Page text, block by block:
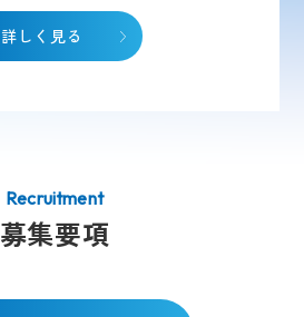
詳しく見る
募集要項